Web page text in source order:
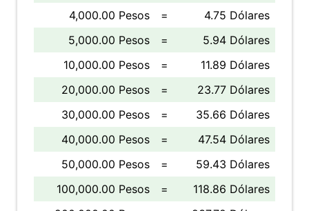
4,000.00 Pesos
=
4.75 Dólares
5,000.00 Pesos
=
5.94 Dólares
10,000.00 Pesos
=
11.89 Dólares
20,000.00 Pesos
=
23.77 Dólares
30,000.00 Pesos
=
35.66 Dólares
40,000.00 Pesos
=
47.54 Dólares
50,000.00 Pesos
=
59.43 Dólares
100,000.00 Pesos
=
118.86 Dólares